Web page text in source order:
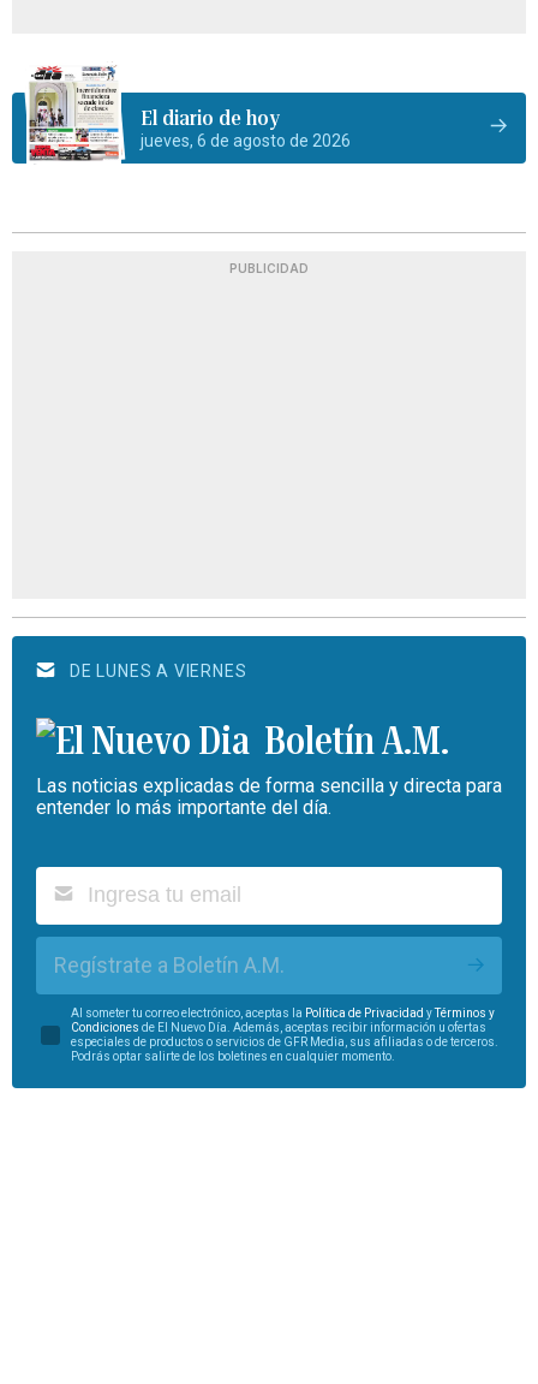
El diario de hoy
jueves, 6 de agosto de 2026
PUBLICIDAD
DE LUNES A VIERNES
Boletín A.M.
Las noticias explicadas de forma sencilla y directa para
entender lo más importante del día.
Regístrate a Boletín A.M.
Al someter tu correo electrónico, aceptas la Política de Privacidad yTérminos y
Condiciones de El Nuevo Día. Además, aceptas recibir información u ofertas
especiales de productos o servicios de GFR Media, sus afiliadas o de terceros.
Podrás optar salirte de los boletines en cualquier momento.